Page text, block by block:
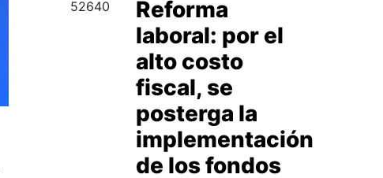
52640
Reforma
laboral: por el
alto costo
fiscal, se
posterga la
implementación
de los fondos